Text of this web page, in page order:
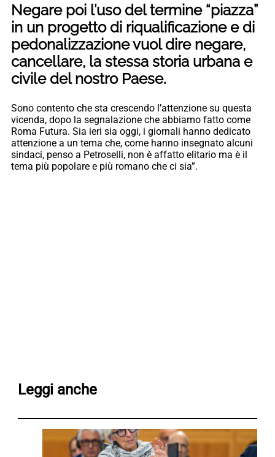
Negare poi l’uso del termine “piazza”
in un progetto di riqualificazione e di
pedonalizzazione vuol dire negare,
cancellare, la stessa storia urbana e
civile del nostro Paese.
Sono contento che sta crescendo l’attenzione su questa
vicenda, dopo la segnalazione che abbiamo fatto come
Roma Futura. Sia ieri sia oggi, i giornali hanno dedicato
attenzione a un tema che, come hanno insegnato alcuni
sindaci, penso a Petroselli, non è affatto elitario ma è il
tema più popolare e più romano che ci sia”.
Leggi anche